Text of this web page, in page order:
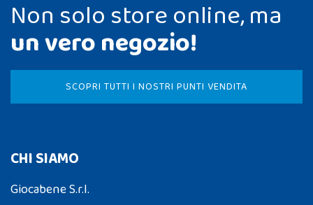
Non solo store online, ma
un vero negozio!
SCOPRI TUTTI I NOSTRI PUNTI VENDITA
CHI SIAMO
Giocabene S.r.l.